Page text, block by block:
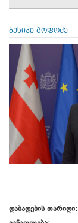
ბესიკი გოფოძე
დაბადების თარიღი: